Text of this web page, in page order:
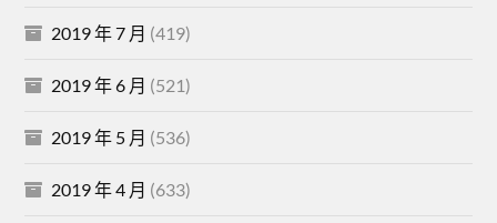
2019 年 7 月 (419)
2019 年 6 月 (521)
2019 年 5 月 (536)
2019 年 4 月 (633)